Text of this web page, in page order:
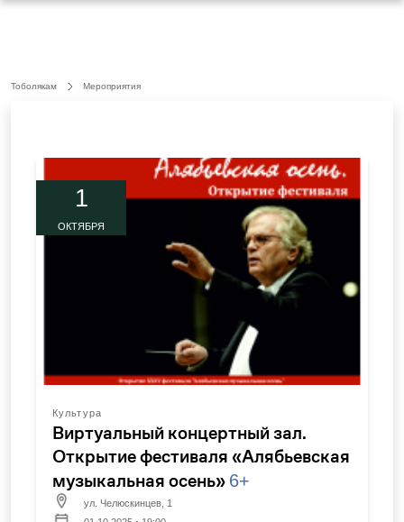
Тоболякам Мероприятия
1
ОКТЯБРЯ
Культура
Виртуальный концертный зал.
Открытие фестиваля «Алябьевская
музыкальная осень» 6+
ул. Челюскинцев, 1